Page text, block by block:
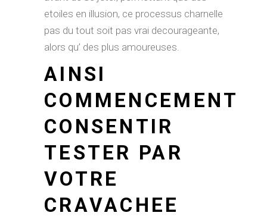
etoiles en illusion, ce processus charnelle
pas du tout soit pas vrai decourageante,
alors qu’ des plus amoureuses.
AINSI
COMMENCEMENT
CONSENTIR
TESTER PAR
VOTRE
CRAVACHEE